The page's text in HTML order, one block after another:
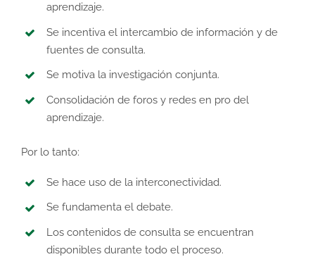
aprendizaje.
Se incentiva el intercambio de información y de
fuentes de consulta.
Se motiva la investigación conjunta.
Consolidación de foros y redes en pro del
aprendizaje.
Por lo tanto:
Se hace uso de la interconectividad.
Se fundamenta el debate.
Los contenidos de consulta se encuentran
disponibles durante todo el proceso.